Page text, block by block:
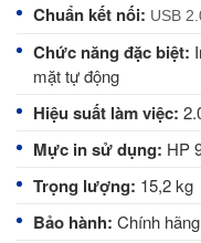
Chuẩn kết nối: USB
Chức năng đặc biệt:
mặt tự động
Hiệu suất làm việc:
Mực in sử dụng: HP
Trọng lượng: 15,2 kg
Bảo hành: Chính